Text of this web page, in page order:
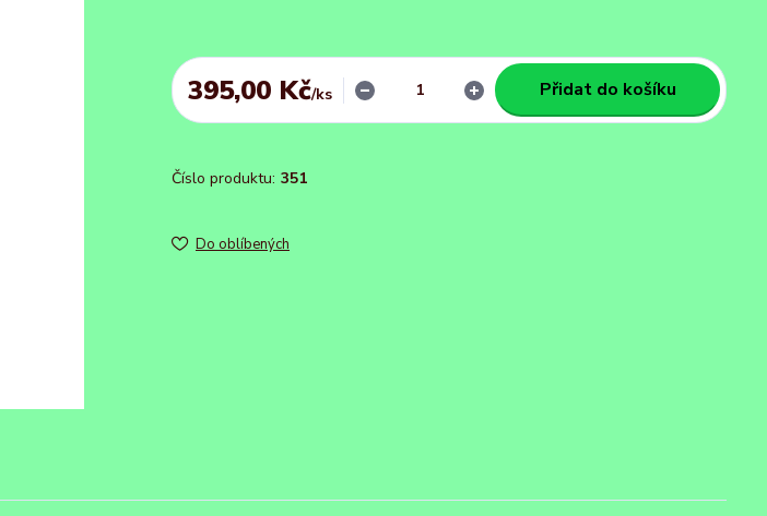
395,00 Kč/ks Přidat do košíku
Číslo produktu: 351
Do oblíbených